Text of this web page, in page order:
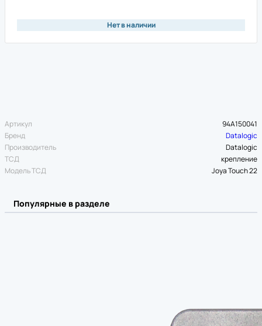
Нет в наличии
Артикул
94A150041
Бренд
Datalogic
Производитель
Datalogic
ТСД
крепление
Модель ТСД
Joya Touch 22
Популярные в разделе